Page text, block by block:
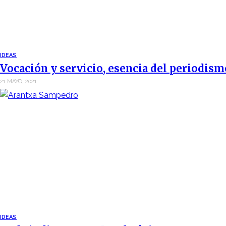
IDEAS
Vocación y servicio, esencia del
21 MAYO, 2021
IDEAS